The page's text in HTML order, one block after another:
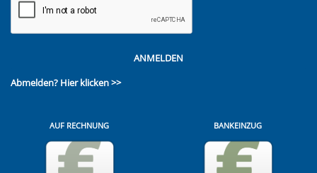
ANMELDEN
Abmelden? Hier klicken >>
AUF RECHNUNG BANKEINZUG